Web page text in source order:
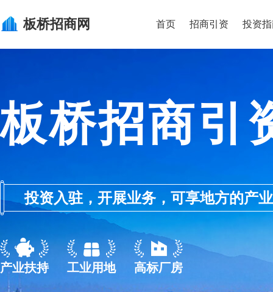
板桥招商网 首页 招商引资 投资
板桥招商引
投资入驻，开展业务，可享地方的产
产业扶持 工业用地 高标厂房